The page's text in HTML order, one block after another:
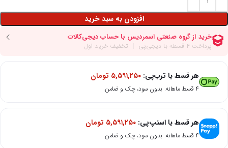
افزودن به سبد خرید
هر قسط با ترب‌پی: ۵,۵۹۱,۲۵۰ تومان
۴ قسط ماهانه. بدون سود، چک و ضامن.
هر قسط با اسنپ‌پی: ۵,۵۹۱,۲۵۰ تومان
۴ قسط ماهانه. بدون سود، چک و ضامن.